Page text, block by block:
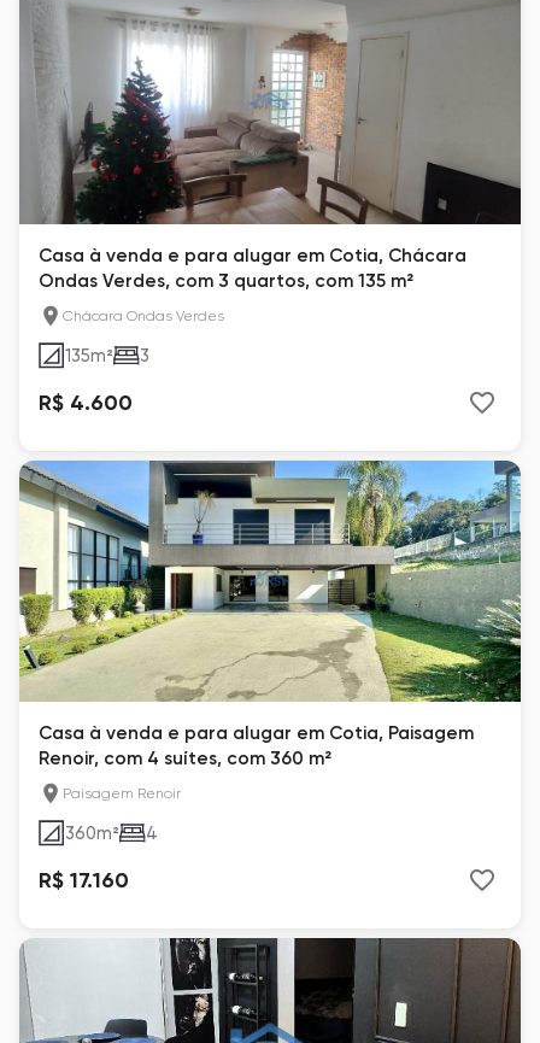
Casa à venda e para alugar em Cotia, Chácara
Ondas Verdes, com 3 quartos, com 135 m²
Chácara Ondas Verdes
135m² 3
R$ 4.600
Casa à venda e para alugar em Cotia, Paisagem
Renoir, com 4 suítes, com 360 m²
Paisagem Renoir
360m² 4
R$ 17.160